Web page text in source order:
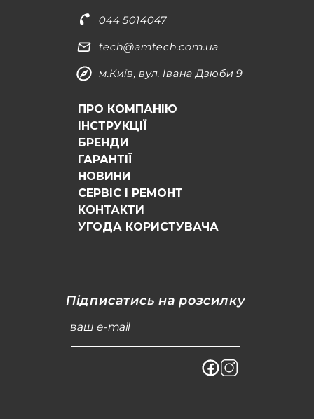
044 5014047
tech@amtech.com.ua
м.Київ, вул. Івана Дзюби 9
ПРО КОМПАНІЮ
ІНСТРУКЦІЇ
БРЕНДИ
ГАРАНТІЇ
НОВИНИ
СЕРВІС І РЕМОНТ
КОНТАКТИ
УГОДА КОРИСТУВАЧА
Підписатись на розсилку
ваш e-mail